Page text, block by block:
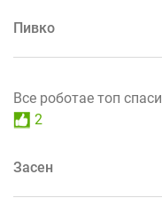
Пивко
Все роботае топ
2
Засен